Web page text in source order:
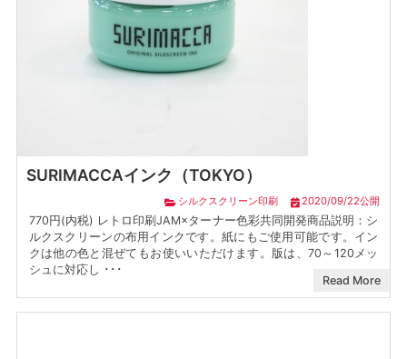
SURIMACCAインク（TOKYO）
シルクスクリーン印刷 2020/09/22公開
770円(内税) レトロ印刷JAM×ターナー色彩共同開発商品説明：シ
ルクスクリーンの布用インクです。紙にもご使用可能です。イン
クは他の色と混ぜてもお使いいただけます。版は、70～120メッ
シュに対応し ･･･
Read More